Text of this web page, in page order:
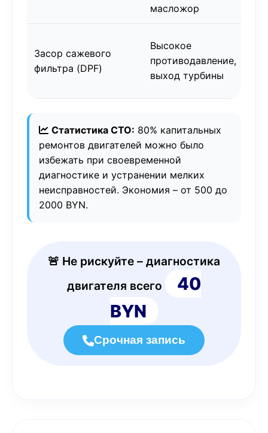
масложор
Засор сажевого
фильтра (DPF)
Высокое
противодавление,
выход турбины
Статистика СТО: 80% капитальных
ремонтов двигателей можно было
избежать при своевременной
диагностике и устранении мелких
неисправностей. Экономия – от 500 до
2000 BYN.
🚨 Не рискуйте – диагностика
двигателя всего
40
BYN
Срочная запись